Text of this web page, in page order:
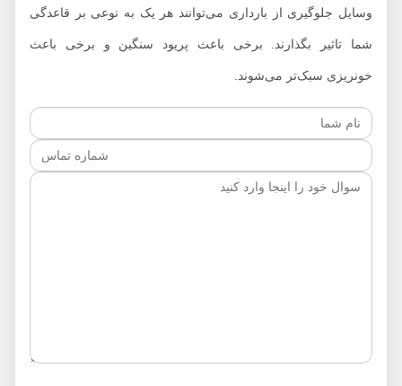
وسایل جلوگیری از بارداری می‌توانند هر یک به نوعی بر قاعدگی
شما تاثیر بگذارند. برخی باعث پریود سنگین و برخی باعث
خونریزی سبک‌تر می‌شوند.